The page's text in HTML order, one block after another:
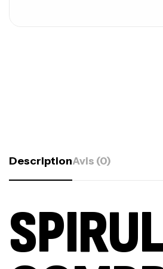
DescriptionAvis (0)